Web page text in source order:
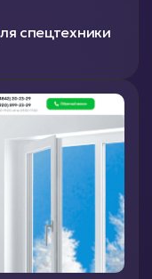
спецтехники